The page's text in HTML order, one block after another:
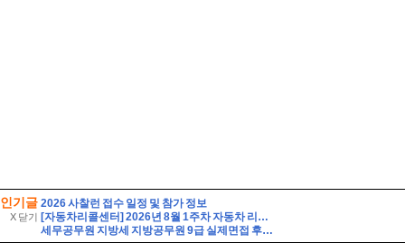
인기글
X 닫기
2026 사찰런 접수 일정 및 참가 정보
[자동차리콜센터] 2026년 8월 1주차 자동차 리콜 및 무상 수리 안내
세무공무원 지방세 지방공무원 9급 실제면접 후기] 지방세 9급 지방공무원 면접 (지방공무원 9급 지방세 실제 수험자 8인의 생생한 면접 후기)